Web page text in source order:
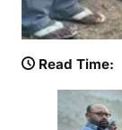
Read Time: